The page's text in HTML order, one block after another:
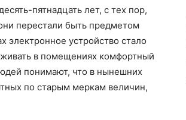
пятнадцать лет, с тех пор,
перестали быть предметом
электронное устройство стало
в помещениях комфортный
понимают, что в нынешних
по старым меркам величин,